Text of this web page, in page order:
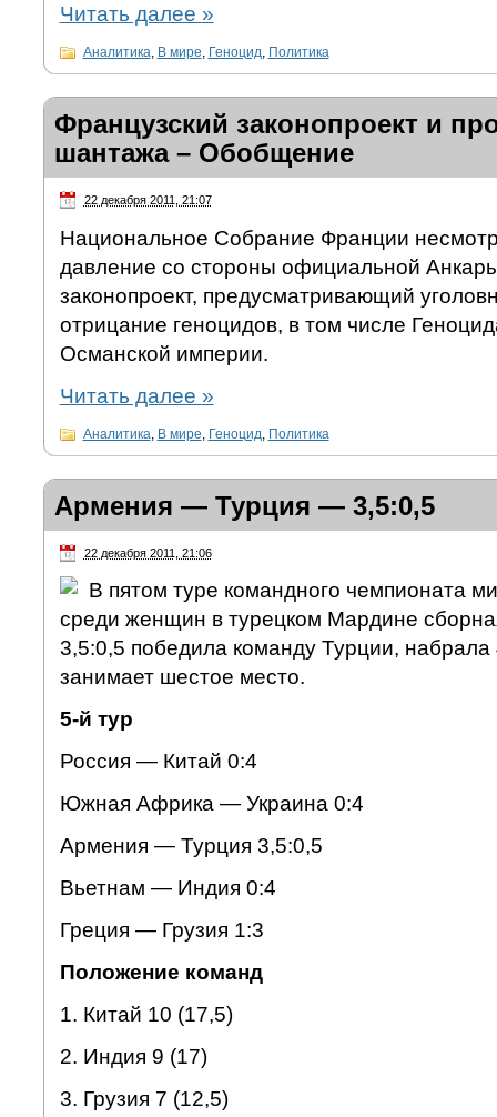
Читать далее »
Аналитика, В мире, Геноцид, Политика
Французский законопроект и
шантажа – Обобщение
22 декабря 2011, 21:07
Национальное Собрание Франции
давление со стороны официальной
законопроект, предусматривающий
отрицание геноцидов, в том числе
Османской империи.
Читать далее »
Аналитика В мире Геноцид Политика
Армения — Турция — 3,5:0,5
22 декабря 2011, 21:06
В пятом туре командного чемпионата
среди женщин в турецком Мардине
3,5:0,5 победила команду Турции,
занимает шестое место.
5-й тур
Россия — Китай 0:4
Южная Африка — Украина 0:4
Армения — Турция 3,5:0,5
Вьетнам — Индия 0:4
Греция — Грузия 1:3
Положение команд
1. Китай 10 (17,5)
2. Индия 9 (17)
3. Грузия 7 (12,5)